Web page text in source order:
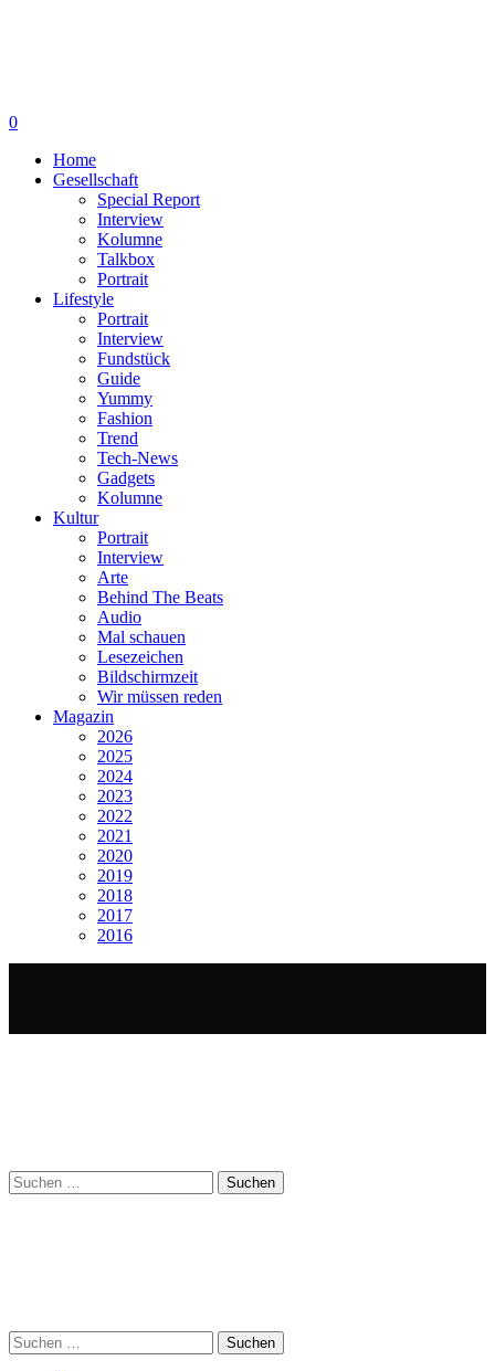
0
Home
Gesellschaft
Special Report
Interview
Kolumne
Talkbox
Portrait
Lifestyle
Portrait
Interview
Fundstück
Guide
Yummy
Fashion
Trend
Tech-News
Gadgets
Kolumne
Kultur
Portrait
Interview
Arte
Behind The Beats
Audio
Mal schauen
Lesezeichen
Bildschirmzeit
Wir müssen reden
Magazin
2026
2025
2024
2023
2022
2021
2020
2019
2018
2017
2016
Suchen
nach:
Suchen
nach: